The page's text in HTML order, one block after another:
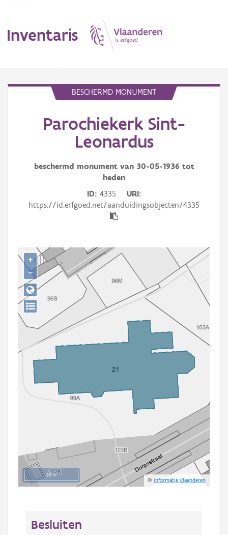
Inventaris
Erfgoedobject
Waarneming
Gebeurtenis
Downloads
Hergebruik
Aanmelden
BESCHERMD MONUMENT
Parochiekerk Sint-
Leonardus
beschermd monument van 30-05-1936 tot
heden
ID 4335
URI
https://id.erfgoed.net/aanduidingsobjecten/4335
20 m
©Informatie Vlaanderen
+
−
Besluiten